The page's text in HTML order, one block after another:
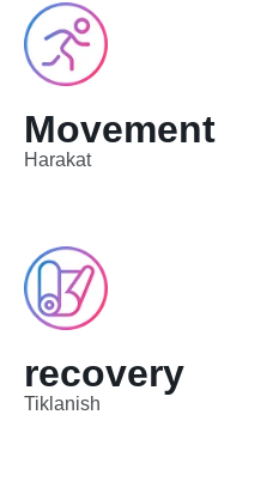
Movement
Harakat
Tiklanish
recovery